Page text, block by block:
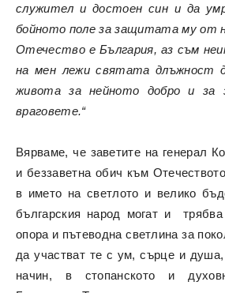
служител и достоен син и да
бойното поле за защитата му от
Отечество е България, аз съм
на мен лежи святата длъжност
живота за нейното добро и за
враговете.“
Вярваме, че заветите на генерал
и беззаветна обич към
в името на светлото и велико
българския народ могат и
опора и пътеводна светлина за
да участват те с ум, сърце и
начин, в стопанското и